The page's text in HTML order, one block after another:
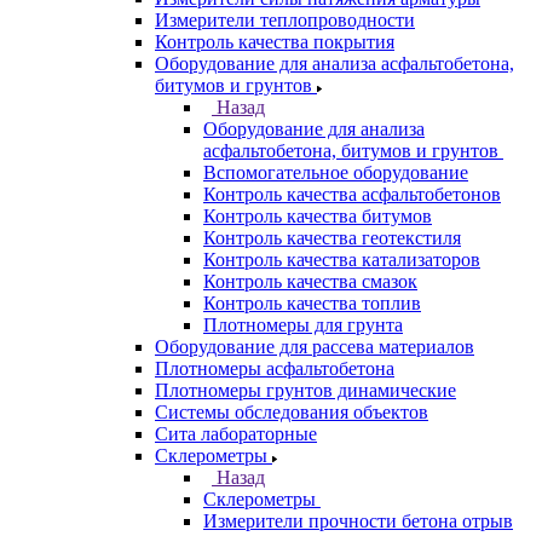
Измерители теплопроводности
Контроль качества покрытия
Оборудование для анализа асфальтобетона,
битумов и грунтов
Назад
Оборудование для анализа
асфальтобетона, битумов и грунтов
Вспомогательное оборудование
Контроль качества асфальтобетонов
Контроль качества битумов
Контроль качества геотекстиля
Контроль качества катализаторов
Контроль качества смазок
Контроль качества топлив
Плотномеры для грунта
Оборудование для рассева материалов
Плотномеры асфальтобетона
Плотномеры грунтов динамические
Системы обследования объектов
Сита лабораторные
Склерометры
Назад
Склерометры
Измерители прочности бетона отрыв